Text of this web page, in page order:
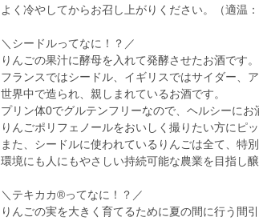
よく冷やしてからお召し上がりください。（適温
＼シードルってなに！？／
りんごの果汁に酵母を入れて発酵させたお酒です。
フランスではシードル、イギリスではサイダー、
世界中で造られ、親しまれているお酒です。
プリン体0でグルテンフリーなので、ヘルシーにお
りんごポリフェノールをおいしく撮りたい方にピッ
また、シードルに使われているりんごは全て、特
環境にも人にもやさしい持続可能な農業を目指し
＼テキカカ®ってなに！？／
りんごの実を大きく育てるために夏の間に行う間